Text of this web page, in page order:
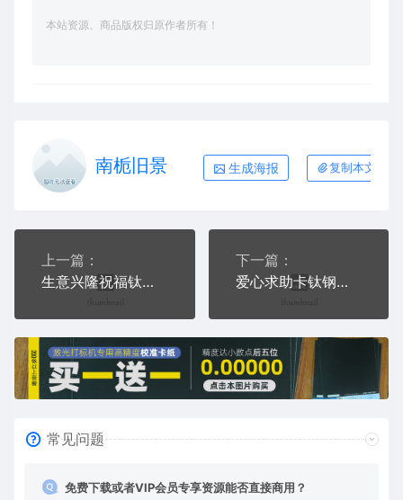
本站资源、商品版权归原作者所有！
南栀旧景 生成海报 复制本文链接
上一篇：
生意兴隆祝福钛钢军牌项链AI8.0格式激光打标文件通用矢量图
下一篇：
爱心求助卡钛钢军牌项链AI8.0格式激光打标文件通用矢量图
常见问题
免费下载或者VIP会员专享资源能否直接商用？